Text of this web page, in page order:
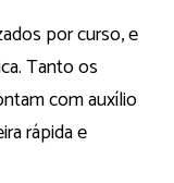
por curso, e
Tanto os
com auxílio
rápida e